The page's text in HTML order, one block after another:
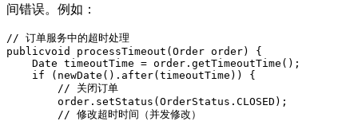
间错误。例如：
// 订单服务中的超时处理
publicvoid processTimeout(Order order) {
Date timeoutTime = order.getTimeoutTime();
if (newDate().after(timeoutTime)) {
// 关闭订单
order.setStatus(OrderStatus.CLOSED);
// 修改超时时间（并发修改）